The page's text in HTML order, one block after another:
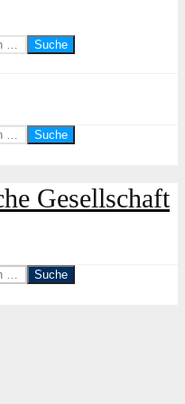
Suche
Suche
Suche